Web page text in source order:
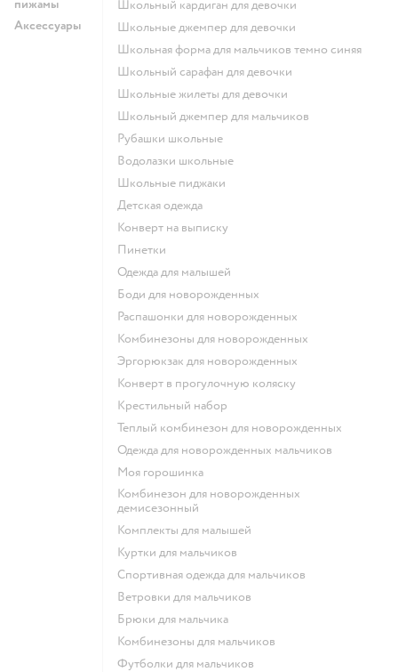
пижамы
Аксессуары
Школьный кардиган для девочки
Школьные джемпер для девочки
Школьная форма для мальчиков темно синяя
Школьный сарафан для девочки
Школьные жилеты для девочки
Школьный джемпер для мальчиков
Рубашки школьные
Водолазки школьные
Школьные пиджаки
Детская одежда
Конверт на выписку
Пинетки
Одежда для малышей
Боди для новорожденных
Распашонки для новорожденных
Комбинезоны для новорожденных
Эргорюкзак для новорожденных
Конверт в прогулочную коляску
Крестильный набор
Теплый комбинезон для новорожденных
Одежда для новорожденных мальчиков
Моя горошинка
Комбинезон для новорожденных
демисезонный
Комплекты для малышей
Куртки для мальчиков
Спортивная одежда для мальчиков
Ветровки для мальчиков
Брюки для мальчика
Комбинезоны для мальчиков
Футболки для мальчиков